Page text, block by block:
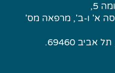
א' ו-ב', מרפאה מס'
69460.